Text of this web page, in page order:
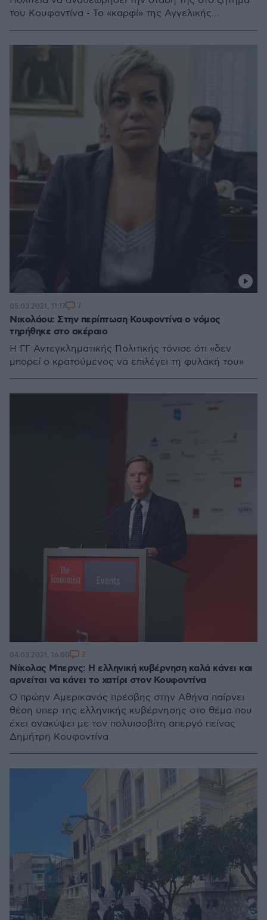
του Κουφοντίνα - Το «καρφί» της Αγγελικής
Νικολάου: Στην περίπτωση Κουφοντίνα ο νόμος
τηρήθηκε στο ακέραιο
Η ΓΓ Αντεγκληματικής Πολιτικής τόνισε ότι «δεν
μπορεί ο κρατούμενος να επιλέγει τη φυλακή του»
05.03.2021, 11:17 7
Νίκολας Μπερνς: Η ελληνική κυβέρνηση καλά κάνει και
αρνείται να κάνει το χατίρι στον Κουφοντίνα
Ο πρώην Αμερικανός πρέσβης στην Αθήνα παίρνει
θέση υπερ της ελληνικής κυβέρνησης στο θέμα που
έχει ανακύψει με τον πολυισοβίτη απεργό πείνας
Δημήτρη Κουφοντίνα
04.03.2021, 16:00 2